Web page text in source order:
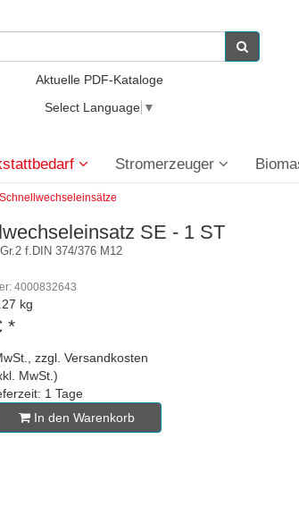
Aktuelle PDF-Kataloge
Select Language ▼
Stromerzeuger
Schnellwechseleinsätze
SE - 1 ST
f.DIN 374/376 M12
4000832643
kg
*
zzgl. Versandkosten
MwSt.)
1 Tage
In den Warenkorb